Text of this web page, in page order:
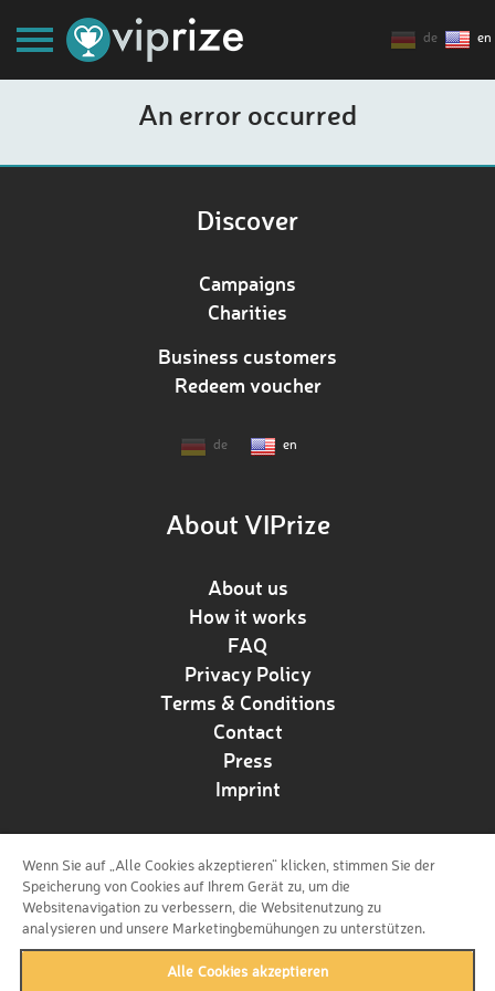
de en
An error occurred
Discover
Campaigns
Charities
Business customers
Redeem voucher
de en
About VIPrize
About us
How it works
FAQ
Privacy Policy
Terms & Conditions
Contact
Press
Imprint
Follow us!
Wenn Sie auf „Alle Cookies akzeptieren“ klicken, stimmen Sie der
Speicherung von Cookies auf Ihrem Gerät zu, um die
Websitenavigation zu verbessern, die Websitenutzung zu
analysieren und unsere Marketingbemühungen zu unterstützen.
Alle Cookies akzeptieren